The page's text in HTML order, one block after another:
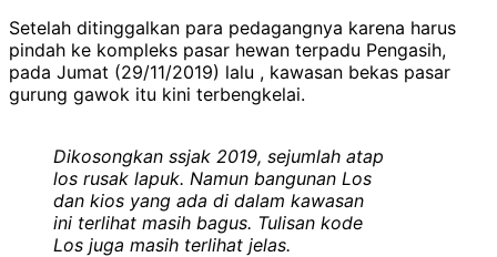
Setelah ditinggalkan para pedagangnya karena harus
pindah ke kompleks pasar hewan terpadu Pengasih,
pada Jumat (29/11/2019) lalu , kawasan bekas pasar
gurung gawok itu kini terbengkelai.
Dikosongkan ssjak 2019, sejumlah atap
los rusak lapuk. Namun bangunan Los
dan kios yang ada di dalam kawasan
ini terlihat masih bagus. Tulisan kode
Los juga masih terlihat jelas.